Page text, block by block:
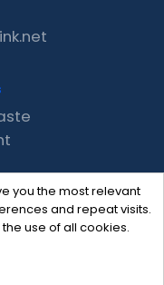
you the most relevant
and repeat visits.
use of all cookies.